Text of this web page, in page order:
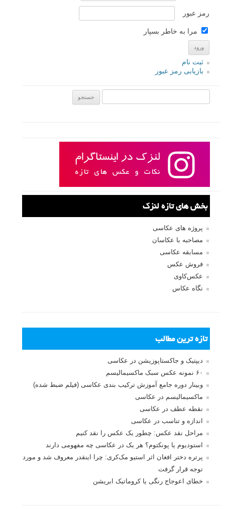
رمز عبور
مرا به خاطر بسپار
ثبت نام
بازیابی رمز عبور
بخش های تازه لنزک
پروژه های عکاسی
مصاحبه با عکاسان
مسابقه عکاسی
فروش عکس
عکس‌کاوی
نگاه عکاس
تازه ترین مطالب
دیپتیک و جاکستا‌پوزیشن در عکاسی
۶۰ نمونه عکس سبک ماکسیمالیسم
وبینار دوره جامع آموزش ترکیب بندی عکاسی (فیلم ضبط شده)
ماکسیمالیسم در عکاسی
نقطه عطف در عکاسی
اندازه و تناسب در عکاسی
مراحل نقد عکس: چطور یک عکس را نقد کنیم
استودیوم یا پونکتوم؟ هر یک در عکاسی چه مفهومی دارند
پرتره دختر افغان اثر استیو مک‌کری: چرا اینقدر معروف شد و مورد
توجه قرار گرفت
خطای اعوجاج رنگی یا کروماتیک ابریشن